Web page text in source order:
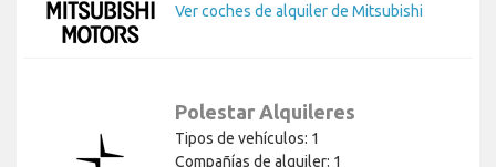
Ver coches de alquiler de Mitsubishi
Polestar Alquileres
Tipos de vehículos: 1
Compañías de alquiler: 1